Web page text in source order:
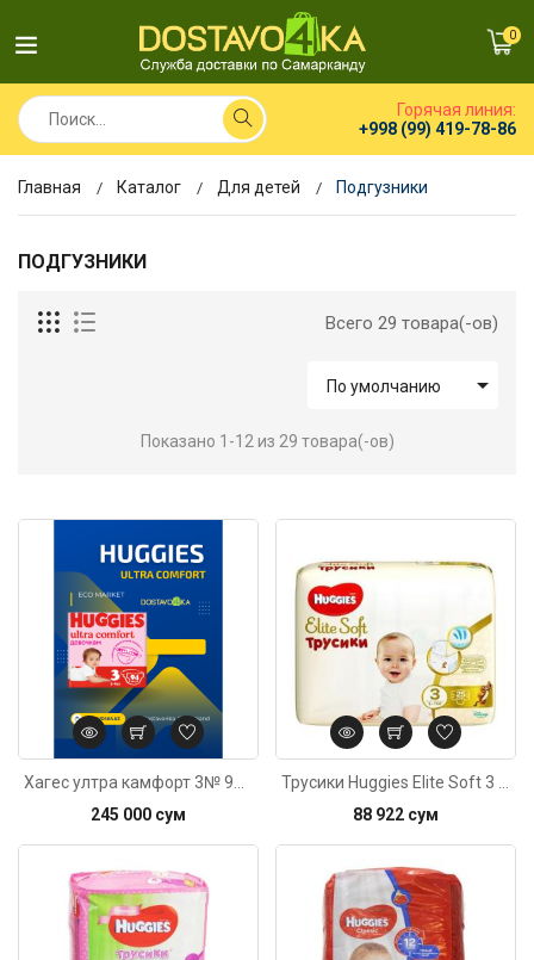
0
Горячая линия:
+998 (99) 419-78-86
Главная Каталог Для детей Подгузники
ПОДГУЗНИКИ
Всего 29 товара(-ов)
По умолчанию 
Показано 1-12 из 29 товара(-ов)
245 000 сум
88 922 сум